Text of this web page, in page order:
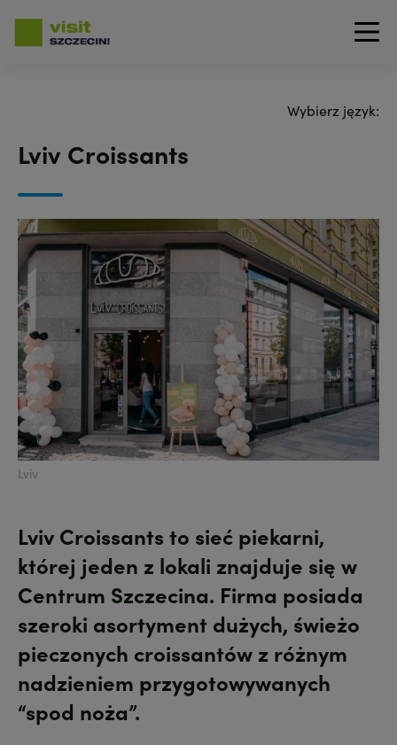
Wybierz język:
Lviv Croissants
Lviv
Lviv Croissants to sieć piekarni,
której jeden z lokali znajduje się w
Centrum Szczecina. Firma posiada
szeroki asortyment dużych, świeżo
pieczonych croissantów z różnym
nadzieniem przygotowywanych
“spod noża”.